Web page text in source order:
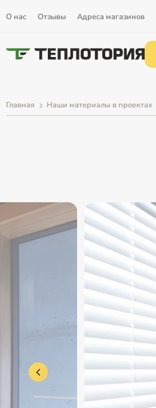
О нас Отзывы Адреса магазинов
Главная Наши материалы в проектах